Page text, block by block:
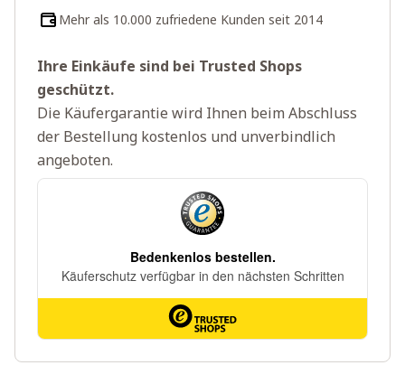
Mehr als 10.000 zufriedene Kunden seit 2014
Ihre Einkäufe sind bei Trusted Shops
geschützt.
Die Käufergarantie wird Ihnen beim Abschluss
der Bestellung kostenlos und unverbindlich
angeboten.